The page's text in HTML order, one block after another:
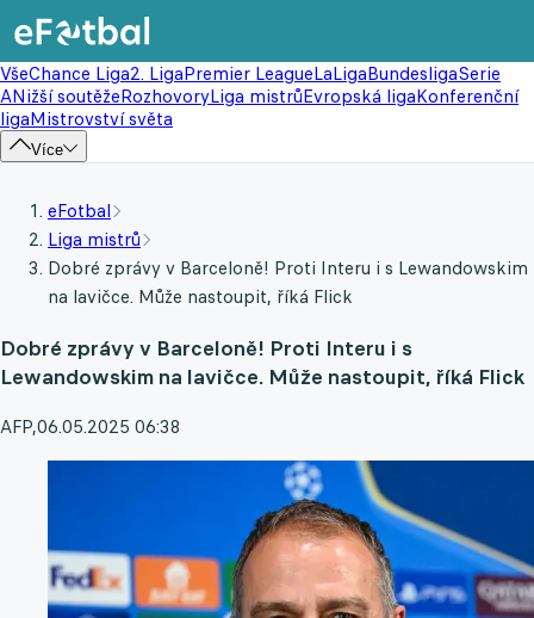
VšeChance Liga2. LigaPremier LeagueLaLigaBundesligaSerie
ANižší soutěžeRozhovoryLiga mistrůEvropská ligaKonferenční
ligaMistrovství světa
Více
eFotbal
Liga mistrů
Dobré zprávy v Barceloně! Proti Interu i s Lewandowskim
na lavičce. Může nastoupit, říká Flick
Dobré zprávy v Barceloně! Proti Interu i s
Lewandowskim na lavičce. Může nastoupit, říká Flick
AFP,06.05.2025 06:38